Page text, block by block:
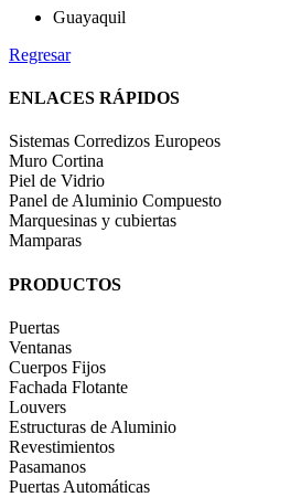
Guayaquil
Regresar
ENLACES RÁPIDOS
Sistemas Corredizos Europeos
Muro Cortina
Piel de Vidrio
Panel de Aluminio Compuesto
Marquesinas y cubiertas
Mamparas
PRODUCTOS
Puertas
Ventanas
Cuerpos Fijos
Fachada Flotante
Louvers
Estructuras de Aluminio
Revestimientos
Pasamanos
Puertas Automáticas